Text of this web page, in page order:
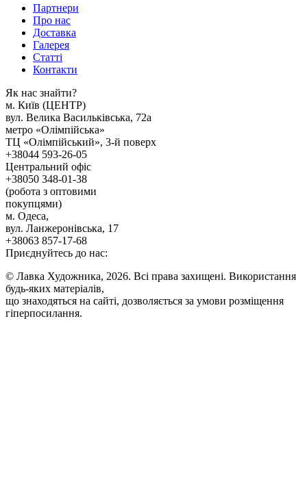
Партнери
Про нас
Доставка
Галерея
Статтi
Контакти
Як наc знайти?
м. Киïв (ЦЕНТР)
вул. Велика Васильківська, 72а
метро «Олімпійська»
ТЦ «Олімпійський», 3-й поверх
+38044 593-26-05
Центральний офіс
+38050 348-01-38
(робота з оптовими
покупцями)
м. Одеса,
вул. Ланжеронівська, 17
+38063 857-17-68
Приєднуйтесь до нас:
© Лавка Художника, 2026. Всі права захищені. Використання
будь-яких матеріалів,
що знаходяться на сайті, дозволяється за умови розміщення
гіперпосилання.